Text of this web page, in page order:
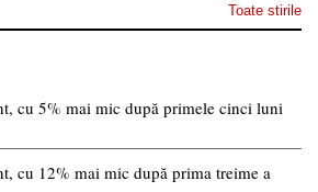
Toate stirile
cu 5% mai mic după primele cinci luni
cu 12% mai mic după prima treime a